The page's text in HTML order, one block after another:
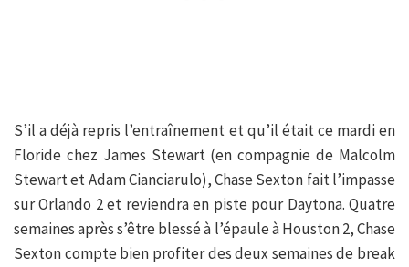
S’il a déjà repris l’entraînement et qu’il était ce mardi en
Floride chez James Stewart (en compagnie de Malcolm
Stewart et Adam Cianciarulo), Chase Sexton fait l’impasse
sur Orlando 2 et reviendra en piste pour Daytona. Quatre
semaines après s’être blessé à l’épaule à Houston 2, Chase
Sexton compte bien profiter des deux semaines de break